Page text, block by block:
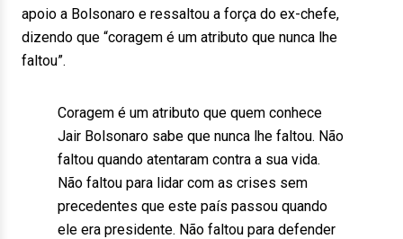
apoio a Bolsonaro e ressaltou a força do ex-chefe,
dizendo que “coragem é um atributo que nunca lhe
faltou”.
Coragem é um atributo que quem conhece
Jair Bolsonaro sabe que nunca lhe faltou. Não
faltou quando atentaram contra a sua vida.
Não faltou para lidar com as crises sem
precedentes que este país passou quando
ele era presidente. Não faltou para defender